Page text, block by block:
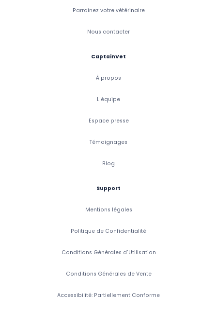
Parrainez votre vétérinaire
Nous contacter
CaptainVet
À propos
L'équipe
Espace presse
Témoignages
Blog
Support
Mentions légales
Politique de Confidentialité
Conditions Générales d'Utilisation
Conditions Générales de Vente
Accessibilité: Partiellement Conforme